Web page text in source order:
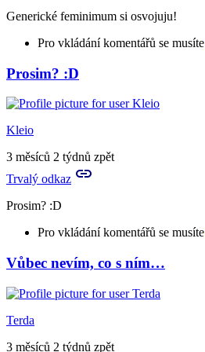
Generické feminimum si osvojuju!
Pro vkládání komentářů se musíte
In
reply
to
To
bude
generické
…
Rya
Prosim? :D
Kleio
3 měsíců 2 týdnů zpět
Trvalý odkaz
Prosim? :D
Pro vkládání komentářů se musíte
Vůbec nevím, co s ním…
Terda
3 měsíců 2 týdnů zpět